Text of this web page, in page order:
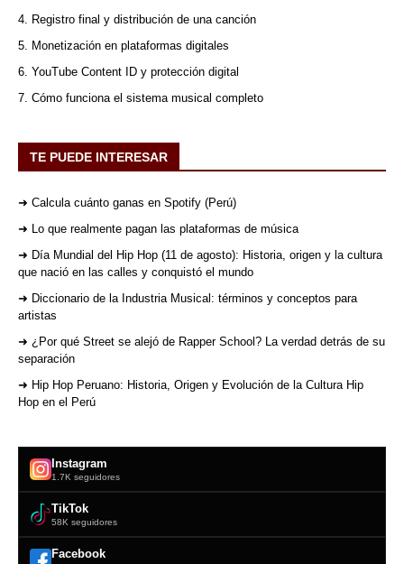
4. Registro final y distribución de una canción
5. Monetización en plataformas digitales
6. YouTube Content ID y protección digital
7. Cómo funciona el sistema musical completo
TE PUEDE INTERESAR
➜ Calcula cuánto ganas en Spotify (Perú)
➜ Lo que realmente pagan las plataformas de música
➜ Día Mundial del Hip Hop (11 de agosto): Historia, origen y la cultura
que nació en las calles y conquistó el mundo
➜ Diccionario de la Industria Musical: términos y conceptos para
artistas
➜ ¿Por qué Street se alejó de Rapper School? La verdad detrás de su
separación
➜ Hip Hop Peruano: Historia, Origen y Evolución de la Cultura Hip
Hop en el Perú
Instagram
1.7K seguidores
TikTok
58K seguidores
Facebook